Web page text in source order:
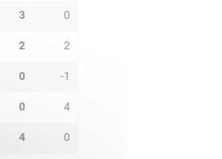
3 0
2 2
0 -1
0 4
4 0